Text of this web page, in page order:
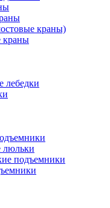
краны)
краны
лебедки
люльки
подъемники